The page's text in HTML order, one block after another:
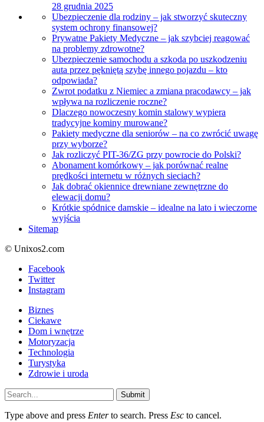
28 grudnia 2025
Ubezpieczenie dla rodziny – jak stworzyć skuteczny
system ochrony finansowej?
Prywatne Pakiety Medyczne – jak szybciej reagować
na problemy zdrowotne?
Ubezpieczenie samochodu a szkoda po uszkodzeniu
auta przez pękniętą szybę innego pojazdu – kto
odpowiada?
Zwrot podatku z Niemiec a zmiana pracodawcy – jak
wpływa na rozliczenie roczne?
Dlaczego nowoczesny komin stalowy wypiera
tradycyjne kominy murowane?
Pakiety medyczne dla seniorów – na co zwrócić uwagę
przy wyborze?
Jak rozliczyć PIT-36/ZG przy powrocie do Polski?
Abonament komórkowy – jak porównać realne
prędkości internetu w różnych sieciach?
Jak dobrać okiennice drewniane zewnętrzne do
elewacji domu?
Krótkie spódnice damskie – idealne na lato i wieczorne
wyjścia
Sitemap
© Unixos2.com
Facebook
Twitter
Instagram
Biznes
Ciekawe
Dom i wnętrze
Motoryzacja
Technologia
Turystyka
Zdrowie i uroda
Submit
Type above and press Enterto search. Press Esc to cancel.